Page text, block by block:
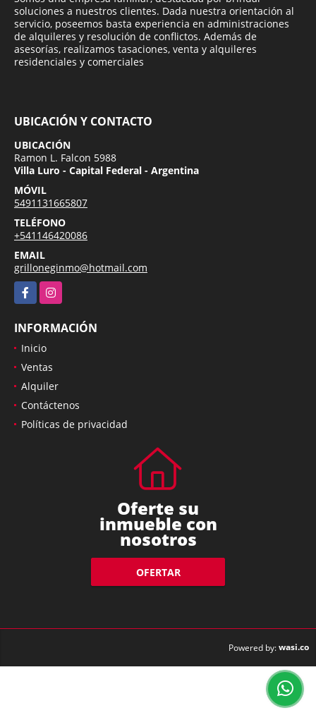
soluciones a nuestros clientes. Dada nuestra orientación al
servicio, poseemos basta experiencia en administraciones
de alquileres y resolución de conflictos. Además de
asesorías, realizamos tasaciones, venta y alquileres
residenciales y comerciales
UBICACIÓN Y CONTACTO
UBICACIÓN
Ramon L. Falcon 5988
Villa Luro - Capital Federal - Argentina
MÓVIL
5491131665807
TELÉFONO
+541146420086
EMAIL
grilloneginmo@hotmail.com
FacebookInstagram
INFORMACIÓN
Inicio
Ventas
Alquiler
Contáctenos
Políticas de privacidad
Oferte su
inmueble con
nosotros
OFERTAR
Powered by:wasi.co